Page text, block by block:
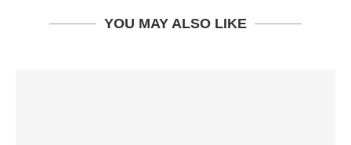
YOU MAY ALSO LIKE